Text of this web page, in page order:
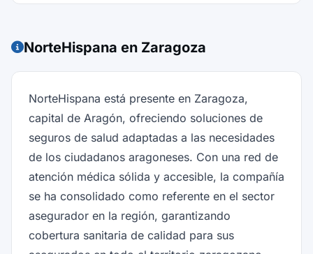
NorteHispana en Zaragoza
NorteHispana está presente en Zaragoza,
capital de Aragón, ofreciendo soluciones de
seguros de salud adaptadas a las necesidades
de los ciudadanos aragoneses. Con una red de
atención médica sólida y accesible, la compañía
se ha consolidado como referente en el sector
asegurador en la región, garantizando
cobertura sanitaria de calidad para sus